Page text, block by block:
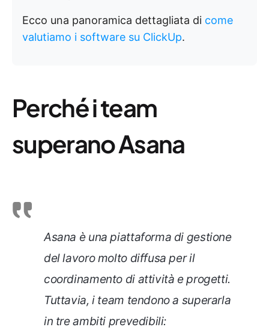
Ecco una panoramica dettagliata di come
valutiamo i software su ClickUp.
Perché i team
superano Asana
Asana è una piattaforma di gestione
del lavoro molto diffusa per il
coordinamento di attività e progetti.
Tuttavia, i team tendono a superarla
in tre ambiti prevedibili: